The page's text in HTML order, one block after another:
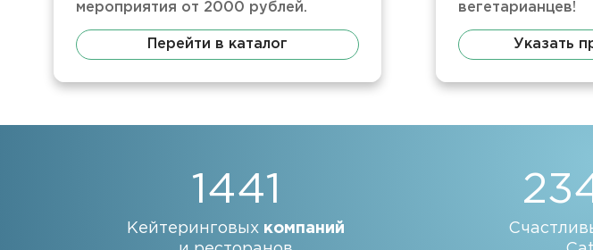
мероприятия от 2000 рублей.
Перейти в каталог
вегетарианцев!
Указать
1441
Кейтеринговых компаний